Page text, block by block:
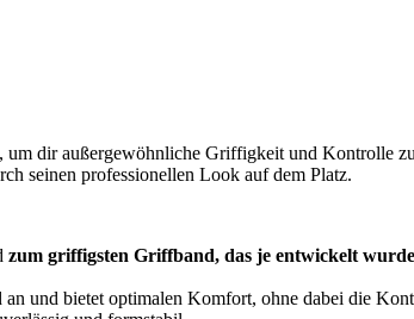
dir außergewöhnliche Griffigkeit und Kontrolle
seinen professionellen Look auf dem Platz.
zum griffigsten Griffband, das je entwickelt wurde
und bietet optimalen Komfort, ohne dabei die